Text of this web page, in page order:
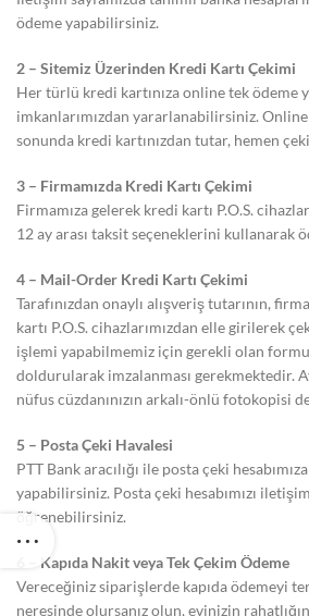
ödeme yapabilirsiniz.
2 – Sitemiz Üzerinden Kredi Kartı Çekimi
Her türlü kredi kartınıza online tek ödeme
imkanlarımızdan yararlanabilirsiniz.
sonunda kredi kartınızdan tutar, hemen
3 – Firmamızda Kredi Kartı Çekimi
Firmamıza gelerek kredi kartı P.O.S.
12 ay arası taksit seçeneklerini kullanarak
4 – Mail-Order Kredi Kartı Çekimi
Tarafınızdan onaylı alışveriş tutarının,
kartı P.O.S. cihazlarımızdan elle girilerek
işlemi yapabilmemiz için gerekli olan
doldurularak imzalanması gerekmektedir.
nüfus cüzdanınızın arkalı-önlü fotokopisi
5 – Posta Çeki Havalesi
PTT Bank aracılığı ile posta çeki
yapabilirsiniz. Posta çeki hesabımızı
öğrenebilirsiniz.
6 – Kapıda Nakit veya Tek Çekim Ödeme
Vereceğiniz siparişlerde kapıda ödemeyi
neresinde olursanız olun, evinizin